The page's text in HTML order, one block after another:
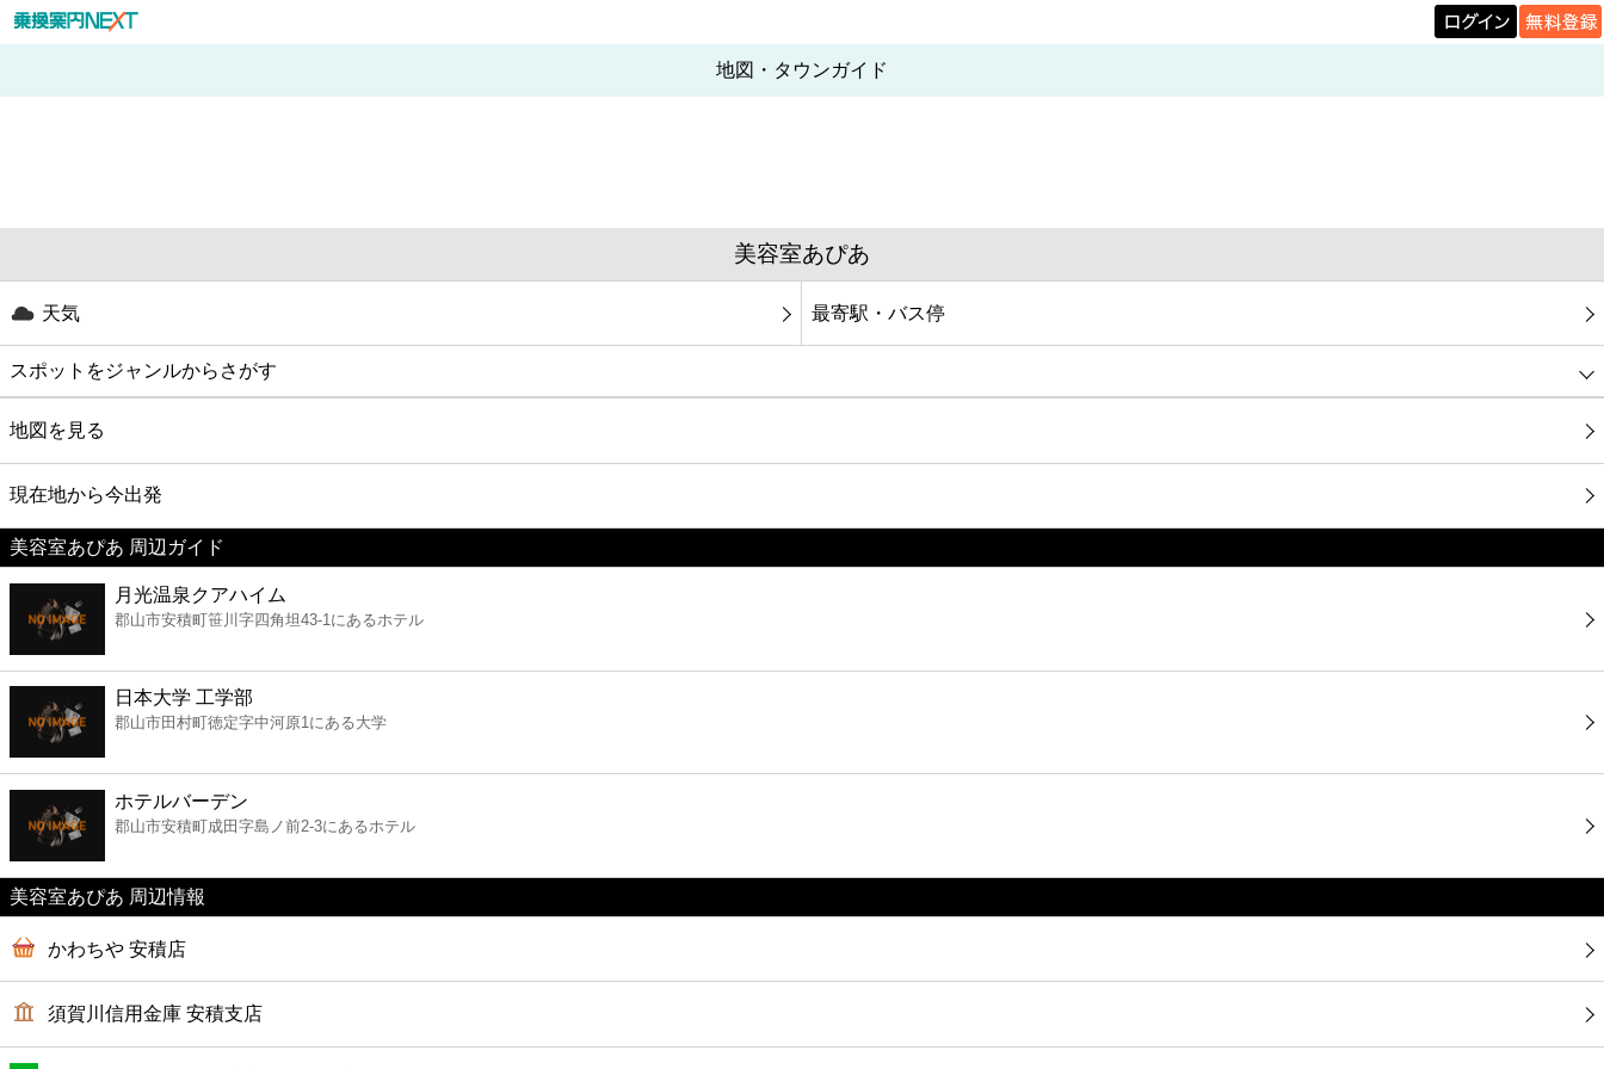
地図・タウンガイド
美容室あぴあ
天気 最寄駅・バス停
スポットをジャンルからさがす
グルメ
映画
美容
コンビニ
薬局
スーパー
エンタメ
レジャー
書店
ファミレス
地図を見る
現在地から今出発
美容室あぴあ 周辺ガイド
月光温泉クアハイム
郡山市安積町笹川字四角坦43-1にあるホテル
日本大学 工学部
郡山市田村町徳定字中河原1にある大学
ホテルバーデン
郡山市安積町成田字島ノ前2-3にあるホテル
美容室あぴあ 周辺情報
かわちや 安積店
須賀川信用金庫 安積支店